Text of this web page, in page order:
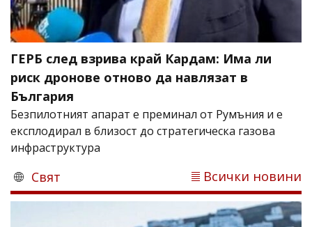
ГЕРБ след взрива край Кардам: Има ли
риск дронове отново да навлязат в
България
Безпилотният апарат е преминал от Румъния и е
експлодирал в близост до стратегическа газова
инфраструктура
Свят Всички новини